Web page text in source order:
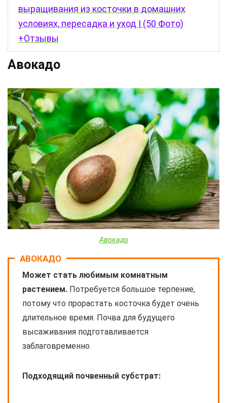
выращивания из косточки в домашних
условиях, пересадка и уход | (50 Фото)
+Отзывы
Авокадо
Авокадо
АВОКАДО
Может стать любимым комнатным
растением. Потребуется большое терпение,
потому что прорастать косточка будет очень
длительное время. Почва для будущего
высаживания подготавливается
заблаговременно.
Подходящий почвенный субстрат: